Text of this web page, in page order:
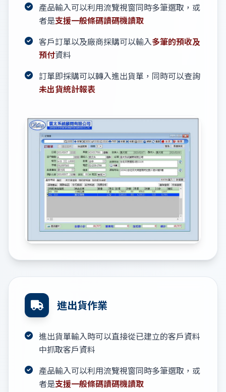
產品輸入可以利用流覽視窗同時多筆選取，或
者是支援一般條碼讀碼機讀取
客戶訂單以及廠商採購可以輸入多筆的預收及
預付資料
訂單即採購可以轉入進出貨單，同時可以查詢
未出貨統計報表
進出貨作業
進出貨單輸入時可以直接從已建立的客戶資料
中抓取客戶資料
產品輸入可以利用流覽視窗同時多筆選取，或
者是支援一般條碼讀碼機讀取